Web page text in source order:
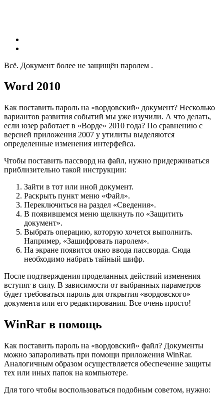
Всё. Документ более не защищён паролем .
Word 2010
Как поставить пароль на «вордовский» документ? Несколько
вариантов развития событий мы уже изучили. А что делать,
если юзер работает в «Ворде» 2010 года? По сравнению с
версией приложения 2007 у утилиты выделяются
определенные изменения интерфейса.
Чтобы поставить пассворд на файл, нужно придерживаться
приблизительно такой инструкции:
Зайти в тот или иной документ.
Раскрыть пункт меню «Файл».
Переключиться на раздел «Сведения».
В появившемся меню щелкнуть по «Защитить
документ».
Выбрать операцию, которую хочется выполнить.
Например, «Зашифровать паролем».
На экране появится окно ввода пассворда. Сюда
необходимо набрать тайный шифр.
После подтверждения проделанных действий изменения
вступят в силу. В зависимости от выбранных параметров
будет требоваться пароль для открытия «вордовского»
документа или его редактирования. Все очень просто!
WinRar в помощь
Как поставить пароль на «вордовский» файл? Документы
можно запароливать при помощи приложения WinRar.
Аналогичным образом осуществляется обеспечение защиты
тех или иных папок на компьютере.
Для того чтобы воспользоваться подобным советом, нужно: